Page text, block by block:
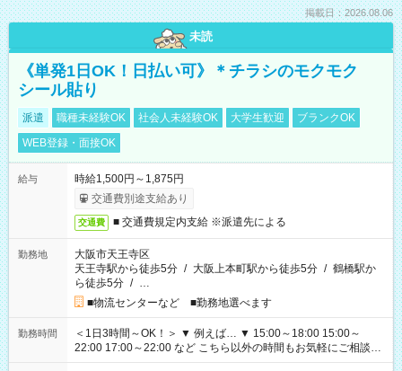
掲載日：2026.08.06
未読
《単発1日OK！日払い可》＊チラシのモクモク
シール貼り
派遣 職種未経験OK 社会人未経験OK 大学生歓迎
ブランクOK
WEB登録・面接OK
給与
時給1,500円～1,875円
交通費別途支給あり
交通費 ■ 交通費規定内支給 ※派遣先による
勤務地
大阪市天王寺区
天王寺駅から徒歩5分 / 大阪上本町駅から徒歩5分 / 鶴橋駅か
ら徒歩5分 / …
■物流センターなど ■勤務地選べます
勤務時間
＜1日3時間～OK！＞ ▼ 例えば… ▼ 15:00～18:00 15:00～
22:00 17:00～22:00 など こちら以外の時間もお気軽にご相談く
ださい！